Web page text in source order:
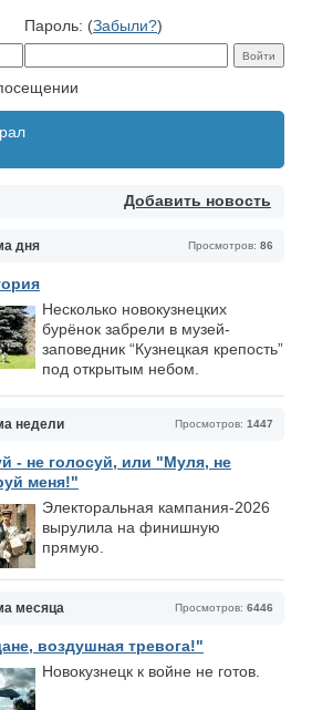
Пароль: (Забыли?)
Добавить новость
Просмотров: 86
дня
Несколько новокузнецких
бурёнок забрели в музей-
заповедник “Кузнецкая крепость”
под открытым небом.
Просмотров: 1447
недели
- не голосуй, или "Муля, не
меня!"
Электоральная кампания-2026
вырулила на финишную
прямую.
Просмотров: 6446
месяца
воздушная тревога!"
Новокузнецк к войне не готов.